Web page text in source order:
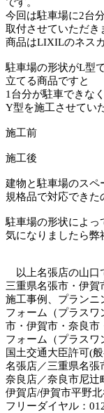
今回は駐車場に2台
取付させていただき
商品はLIXILのネス
駐車場の形状がL型
立てる商品ですと
1台分が駐車できな
Y型を施工させてい
施工前
施工後
建物と駐車場のスペ
規格品で対応できた
駐車場の形状によっ
気になりましたら弊
以上名張店の山口
三重県名張市・伊賀
施工事例、プランニ
フォーム（プラス
市・伊賀市・奈良市
フォーム（プラスワ
国土交通大臣許可(
名張店／三重県名張
奈良店／奈良市尼辻
伊賀店/伊賀市平野北
フリーダイヤル：